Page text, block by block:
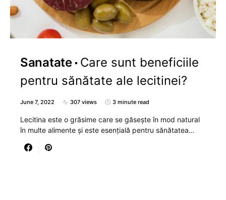
Sanatate Care sunt beneficiile
pentru sănătate ale lecitinei?
June 7, 2022 307 views 3 minute read
Lecitina este o grăsime care se găsește în mod natural
în multe alimente și este esențială pentru sănătatea…